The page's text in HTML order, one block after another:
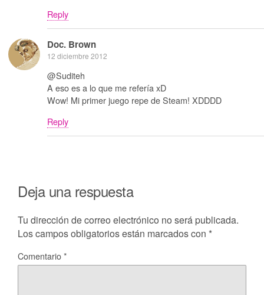
Reply
Doc. Brown
12 diciembre 2012
@Suditeh
A eso es a lo que me refería xD
Wow! Mi primer juego repe de Steam! XDDDD
Reply
Deja una respuesta
Tu dirección de correo electrónico no será publicada.
Los campos obligatorios están marcados con *
Comentario*